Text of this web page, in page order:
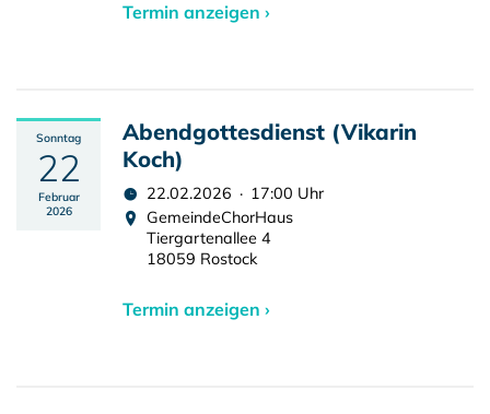
Termin anzeigen ›
Sonntag
22
Februar
2026
Abendgottesdienst (Vikarin
Koch)
22.02.2026 · 17:00 Uhr
GemeindeChorHaus
Tiergartenallee 4
18059 Rostock
Termin anzeigen ›